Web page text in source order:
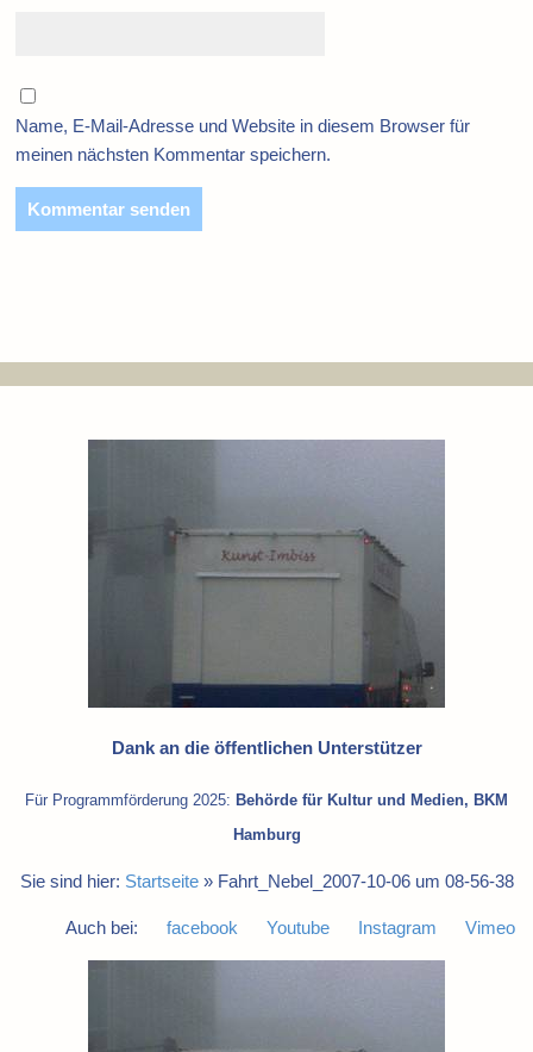
Name, E-Mail-Adresse und Website in diesem Browser für
meinen nächsten Kommentar speichern.
Dank an die öffentlichen Unterstützer
Für Programmförderung 2025: Behörde für Kultur und Medien, BKM
Hamburg
Sie sind hier: Startseite» Fahrt_Nebel_2007-10-06 um 08-56-38
Auch bei: facebook Youtube Instagram Vimeo